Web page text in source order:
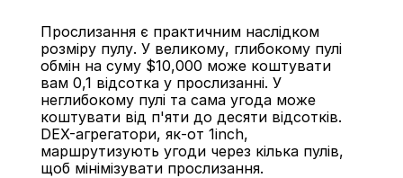
Прослизання є практичним наслідком
розміру пулу. У великому, глибокому пулі
обмін на суму $10,000 може коштувати
вам 0,1 відсотка у прослизанні. У
неглибокому пулі та сама угода може
коштувати від п'яти до десяти відсотків.
DEX-агрегатори, як-от 1inch,
маршрутизують угоди через кілька пулів,
щоб мінімізувати прослизання.